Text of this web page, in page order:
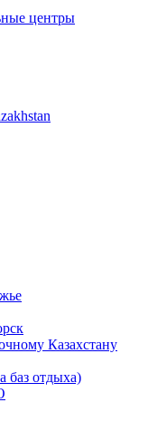
центры
Казахстану
баз отдыха)